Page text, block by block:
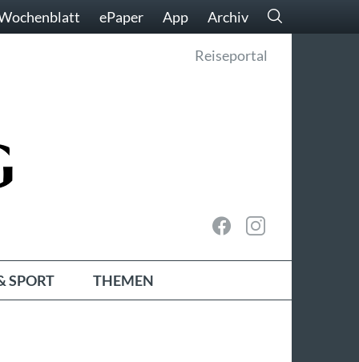
ePaper App Archiv
Reiseportal
SPORT THEMEN